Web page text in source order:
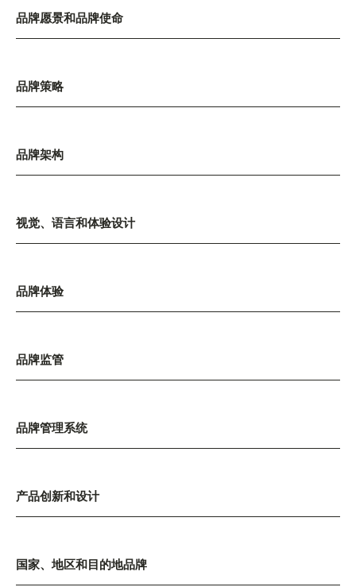
品牌愿景和品牌使命
品牌策略
品牌架构
视觉、语言和体验设计
品牌体验
品牌监管
品牌管理系统
产品创新和设计
国家、地区和目的地品牌